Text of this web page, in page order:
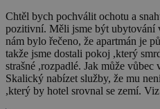
Chtěl bych pochválit ochotu a
pozitivní. Měli jsme být ubytování
nám bylo řečeno, že apartmán je
takže jsme dostali pokoj ,který
strašné ,rozpadlé. Jak může
Skalický nabízet služby, že mu
,který by hotel srovnal se zemí.